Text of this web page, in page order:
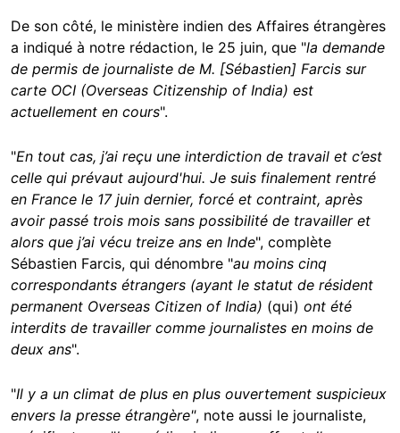
De son côté, le ministère indien des Affaires étrangères
a indiqué à notre rédaction, le 25 juin, que "la demande
de permis de journaliste de M. [Sébastien] Farcis sur
carte OCI (Overseas Citizenship of India) est
actuellement en cours".
"En tout cas, j’ai reçu une interdiction de travail et c’est
celle qui prévaut aujourd'hui. Je suis finalement rentré
en France le 17 juin dernier, forcé et contraint, après
avoir passé trois mois sans possibilité de travailler et
alors que j’ai vécu treize ans en Inde", complète
Sébastien Farcis, qui dénombre "au moins cinq
correspondants étrangers (ayant le statut de résident
permanent Overseas Citizen of India) (qui) ont été
interdits de travailler comme journalistes en moins de
deux ans".
"Il y a un climat de plus en plus ouvertement suspicieux
envers la presse étrangère", note aussi le journaliste,